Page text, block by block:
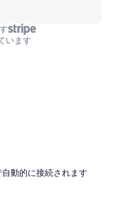
います
動的に接続されます